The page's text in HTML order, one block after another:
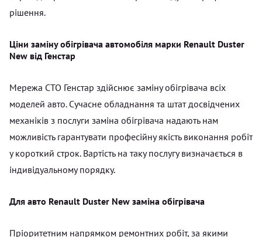
рішення.
Ціни заміну обігрівача автомобіля марки Renault Duster
New від Генстар
Мережа СТО Генстар здійснює заміну обігрівача всіх
моделей авто. Сучасне обладнання та штат досвідчених
механіків з послуги заміна обігрівача надають нам
можливість гарантувати професійну якість виконання робіт
у короткий строк. Вартість на таку послугу визначається в
індивідуальному порядку.
Для авто Renault Duster New заміна обігрівача
Пріоритетним напрямком ремонтних робіт, за якими